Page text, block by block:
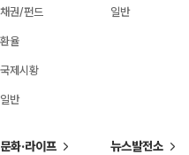
채권/펀드
환율
국제시황
일반
일반
문화·라이프 뉴스발전소